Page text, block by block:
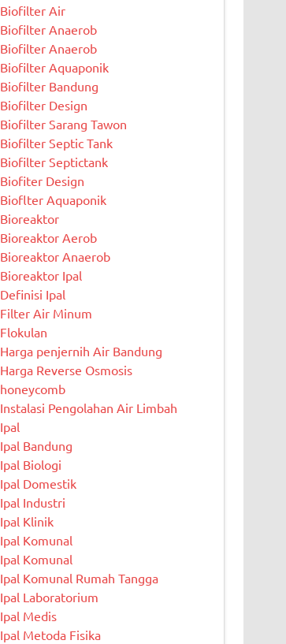
Biofilter Air
Biofilter Anaerob
Biofilter Anaerob
Biofilter Aquaponik
Biofilter Bandung
Biofilter Design
Biofilter Sarang Tawon
Biofilter Septic Tank
Biofilter Septictank
Biofiter Design
Bioflter Aquaponik
Bioreaktor
Bioreaktor Aerob
Bioreaktor Anaerob
Bioreaktor Ipal
Definisi Ipal
Filter Air Minum
Flokulan
Harga penjernih Air Bandung
Harga Reverse Osmosis
honeycomb
Instalasi Pengolahan Air Limbah
Ipal
Ipal Bandung
Ipal Biologi
Ipal Domestik
Ipal Industri
Ipal Klinik
Ipal Komunal
Ipal Komunal
Ipal Komunal Rumah Tangga
Ipal Laboratorium
Ipal Medis
Ipal Metoda Fisika